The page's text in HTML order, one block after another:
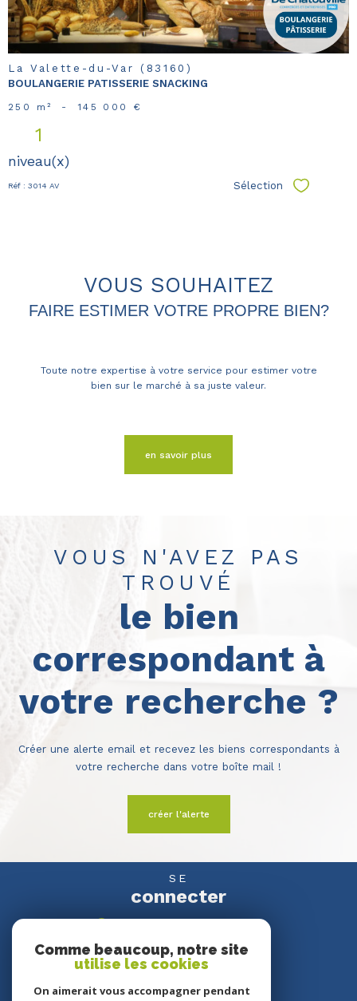
La Valette-du-Var (83160)
BOULANGERIE PATISSERIE SNACKING
250 m² - 145 000 €
1
niveau(x)
Réf : 3014 AV Sélection
VOUS SOUHAITEZ
FAIRE ESTIMER VOTRE PROPRE BIEN?
Toute notre expertise à votre service pour estimer votre
bien sur le marché à sa juste valeur.
en savoir plus
VOUS N'AVEZ PAS
TROUVÉ
le bien
correspondant à
votre recherche ?
Créer une alerte email et recevez les biens correspondants à
votre recherche dans votre boîte mail !
créer l'alerte
SE
connecter
espace propriétaire
NOUS
Comme beaucoup, notre site
utilise les cookies
On aimerait vous accompagner pendant